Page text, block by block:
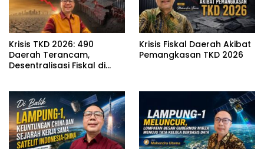
Krisis TKD 2026: 490
Daerah Terancam,
Desentralisasi Fiskal di
Krisis Fiskal Daerah Akibat
Pemangkasan TKD 2026